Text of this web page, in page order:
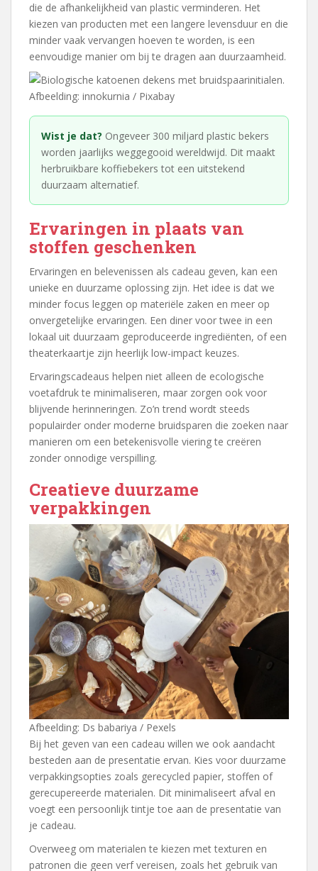
die de afhankelijkheid van plastic verminderen. Het
kiezen van producten met een langere levensduur en die
minder vaak vervangen hoeven te worden, is een
eenvoudige manier om bij te dragen aan duurzaamheid.
Afbeelding: innokurnia / Pixabay
Wist je dat? Ongeveer 300 miljard plastic bekers
worden jaarlijks weggegooid wereldwijd. Dit maakt
herbruikbare koffiebekers tot een uitstekend
duurzaam alternatief.
Ervaringen in plaats van
stoffen geschenken
Ervaringen en belevenissen als cadeau geven, kan een
unieke en duurzame oplossing zijn. Het idee is dat we
minder focus leggen op materiële zaken en meer op
onvergetelijke ervaringen. Een diner voor twee in een
lokaal uit duurzaam geproduceerde ingrediënten, of een
theaterkaartje zijn heerlijk low-impact keuzes.
Ervaringscadeaus helpen niet alleen de ecologische
voetafdruk te minimaliseren, maar zorgen ook voor
blijvende herinneringen. Zo’n trend wordt steeds
populairder onder moderne bruidsparen die zoeken naar
manieren om een betekenisvolle viering te creëren
zonder onnodige verspilling.
Creatieve duurzame
verpakkingen
Afbeelding: Ds babariya / Pexels
Bij het geven van een cadeau willen we ook aandacht
besteden aan de presentatie ervan. Kies voor duurzame
verpakkingsopties zoals gerecycled papier, stoffen of
gerecupereerde materialen. Dit minimaliseert afval en
voegt een persoonlijk tintje toe aan de presentatie van
je cadeau.
Overweeg om materialen te kiezen met texturen en
patronen die geen verf vereisen, zoals het gebruik van